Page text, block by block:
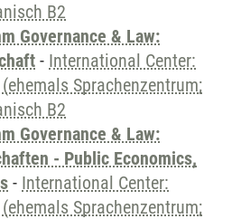
B2
Governance & Law:
- International Center:
Sprachenzentrum;
B2
Governance & Law:
- Public Economics,
- International Center:
Sprachenzentrum;